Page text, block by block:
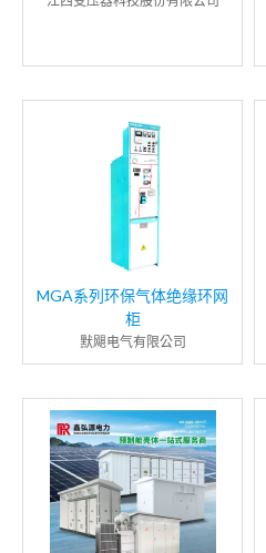
MGA系列环保气体绝缘环网
柜
默飓电气有限公司